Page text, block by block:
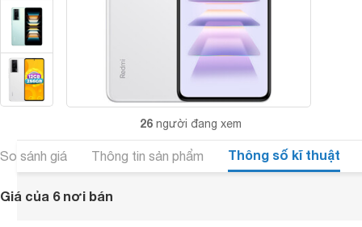
26 người đang xem
So sánh giá Thông tin sản phẩm Thông số kĩ thuật
Giá của 6 nơi bán